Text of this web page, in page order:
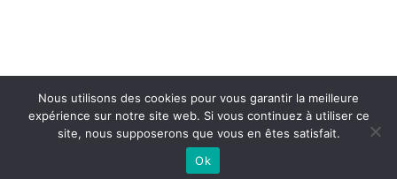
Design collaboratif | Boosté par 5-pixels
Nous utilisons des cookies pour vous garantir la meilleure
expérience sur notre site web. Si vous continuez à utiliser ce
site, nous supposerons que vous en êtes satisfait.
Ok